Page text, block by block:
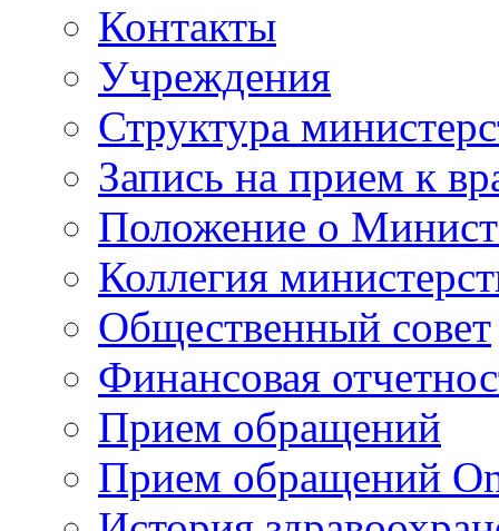
Контакты
Учреждения
Структура
Запись на прием к
Положение о
Коллегия
Общественный совет
Финансовая
Прием обращений
Прием обращений